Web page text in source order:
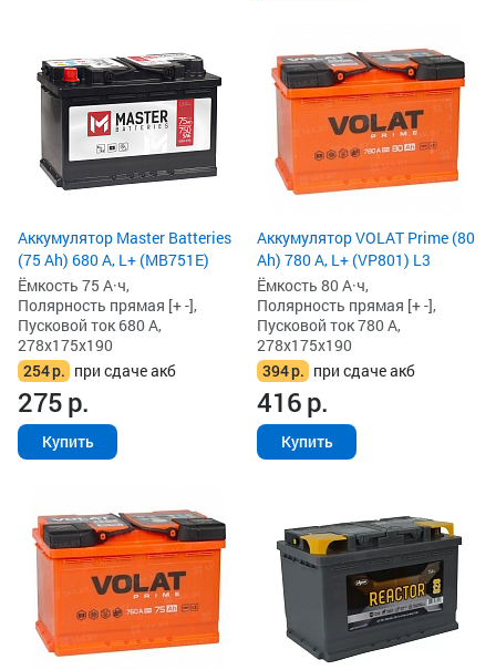
Аккумулятор Master Batteries
(75 Ah) 680 А, L+ (MB751E)
Ёмкость 75 А·ч,
Полярность прямая [+ -],
Пусковой ток 680 А,
278x175x190
254р. при сдаче акб
275р.
Купить
Аккумулятор VOLAT Prime (80
Ah) 780 А, L+ (VP801) L3
Ёмкость 80 А·ч,
Полярность прямая [+ -],
Пусковой ток 780 А,
278x175x190
394р. при сдаче акб
416р.
Купить